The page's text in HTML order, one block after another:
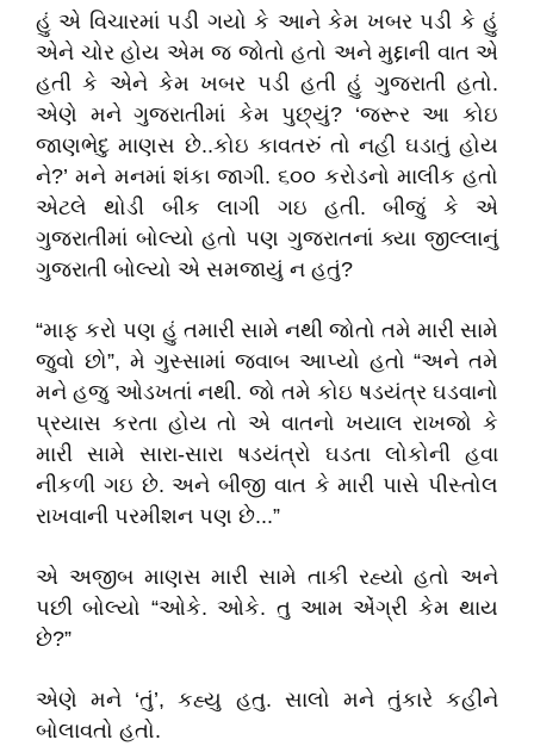
હું એ વિચારમાં પડી ગયો કે આને કેમ ખબર પડી કે હું
એને ચોર હોય એમ જ જોતો હતો અને મુદ્દાની વાત એ
હતી કે એને કેમ ખબર પડી હતી હું ગુજરાતી હતો.
એણે મને ગુજરાતીમાં કેમ પુછ્યું? ‘જરૂર આ કોઇ
જાણભેદુ માણસ છે..કોઇ કાવતરું તો નહી ઘડાતું હોય
ને?’ મને મનમાં શંકા જાગી. ૬૦૦ કરોડનો માલીક હતો
એટલે થોડી બીક લાગી ગઇ હતી. બીજું કે એ
ગુજરાતીમાં બોલ્યો હતો પણ ગુજરાતનાં ક્યા જીલ્લાનું
ગુજરાતી બોલ્યો એ સમજાયું ન હતું?
“માફ કરો પણ હું તમારી સામે નથી જોતો તમે મારી સામે
જુવો છો”, મે ગુસ્સામાં જવાબ આપ્યો હતો “અને તમે
મને હજુ ઓડખતાં નથી. જો તમે કોઇ ષડયંત્ર ઘડવાનો
પ્રયાસ કરતા હોય તો એ વાતનો ખયાલ રાખજો કે
મારી સામે સારા-સારા ષડયંત્રો ઘડતા લોકોની હવા
નીકળી ગઇ છે. અને બીજી વાત કે મારી પાસે પીસ્તોલ
રાખવાની પરમીશન પણ છે...”
એ અજીબ માણસ મારી સામે તાકી રહ્યો હતો અને
પછી બોલ્યો “ઓકે. ઓકે. તુ આમ એંગ્રી કેમ થાય
છે?”
એણે મને ‘તું’, કહ્યુ હતુ. સાલો મને તુંકારે કહીને
બોલાવતો હતો.